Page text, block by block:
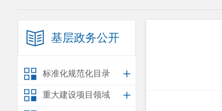
基层政务公开
标准化规范化目录
重大建设项目领域